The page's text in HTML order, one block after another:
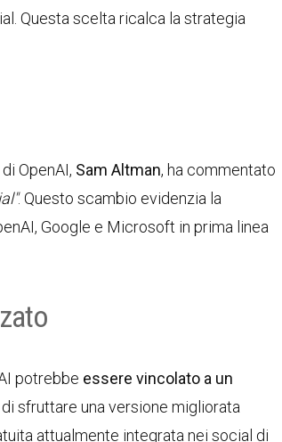
Questa scelta ricalca la strategia
OpenAI, Sam Altman, ha commentato
. Questo scambio evidenzia la
Google e Microsoft in prima linea
potrebbe essere vincolato a un
sfruttare una versione migliorata
attualmente integrata nei social di